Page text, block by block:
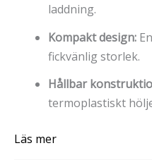
laddning.
Kompakt design:
fickvänlig storlek.
Hållbar
termoplastiskt
Läs mer